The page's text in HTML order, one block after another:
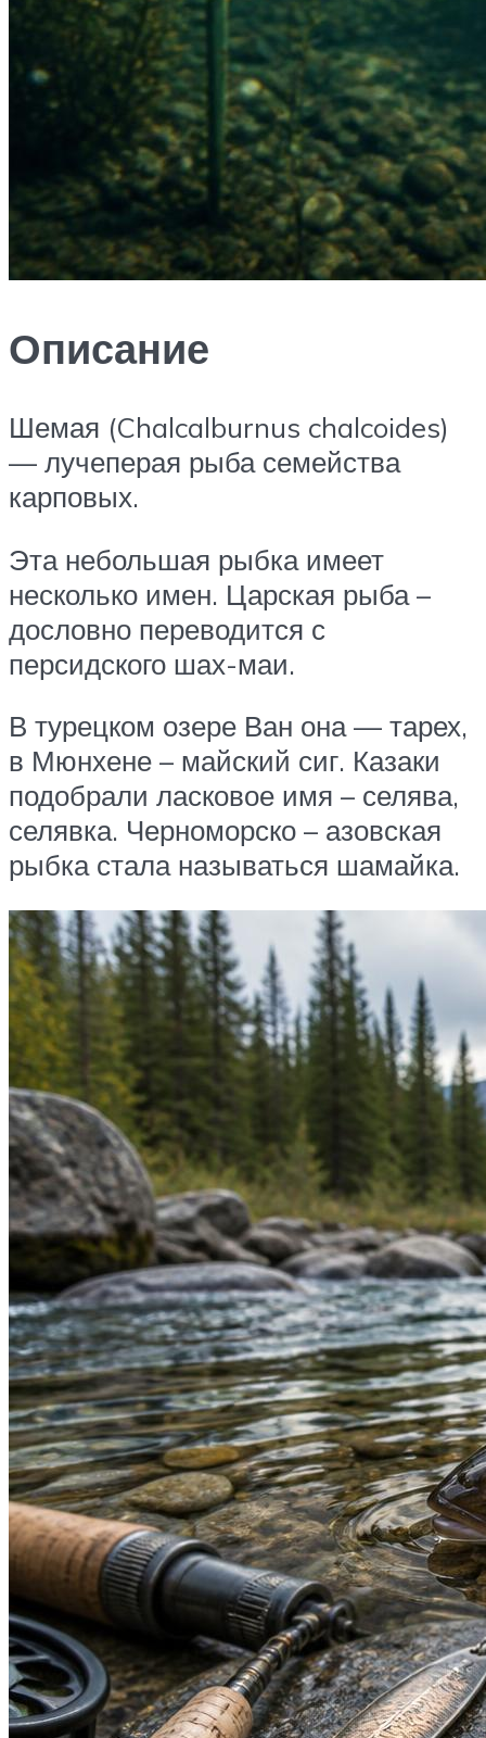
Описание
Шемая (Chalcalburnus chalcoides)
— лучеперая рыба семейства
карповых.
Эта небольшая рыбка имеет
несколько имен. Царская рыба –
дословно переводится с
персидского шах-маи.
В турецком озере Ван она — тарех,
в Мюнхене – майский сиг. Казаки
подобрали ласковое имя – селява,
селявка. Черноморско – азовская
рыбка стала называться шамайка.